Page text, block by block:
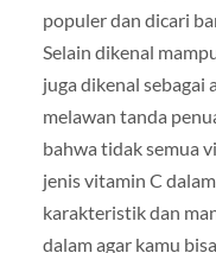
populer dan dicari
Selain dikenal
juga dikenal sebagai
melawan tanda
bahwa tidak semua
jenis vitamin C
karakteristik dan
dalam agar kamu